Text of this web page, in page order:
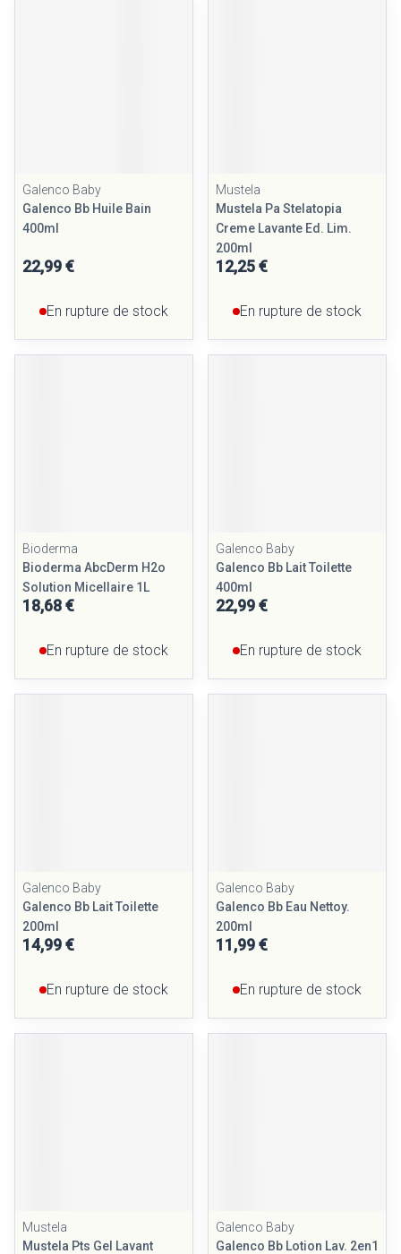
Galenco Baby
Galenco Bb Huile Bain
400ml
22,99 €
En rupture de stock
Mustela
Mustela Pa Stelatopia
Creme Lavante Ed. Lim.
200ml
12,25 €
En rupture de stock
Bioderma
Bioderma AbcDerm H2o
Solution Micellaire 1L
18,68 €
En rupture de stock
Galenco Baby
Galenco Bb Lait Toilette
400ml
22,99 €
En rupture de stock
Galenco Baby
Galenco Bb Lait Toilette
200ml
14,99 €
En rupture de stock
Galenco Baby
Galenco Bb Eau Nettoy.
200ml
11,99 €
En rupture de stock
Mustela
Mustela Pts Gel Lavant
Galenco Baby
Galenco Bb Lotion Lav. 2en1